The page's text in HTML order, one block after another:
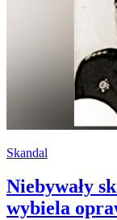
Skandal
Niebywały
wybiela